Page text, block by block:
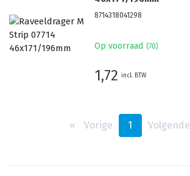
8714318041298
Op voorraad (70)
1,72 incl. BTW
‹‹ Vorige 1 Volgende